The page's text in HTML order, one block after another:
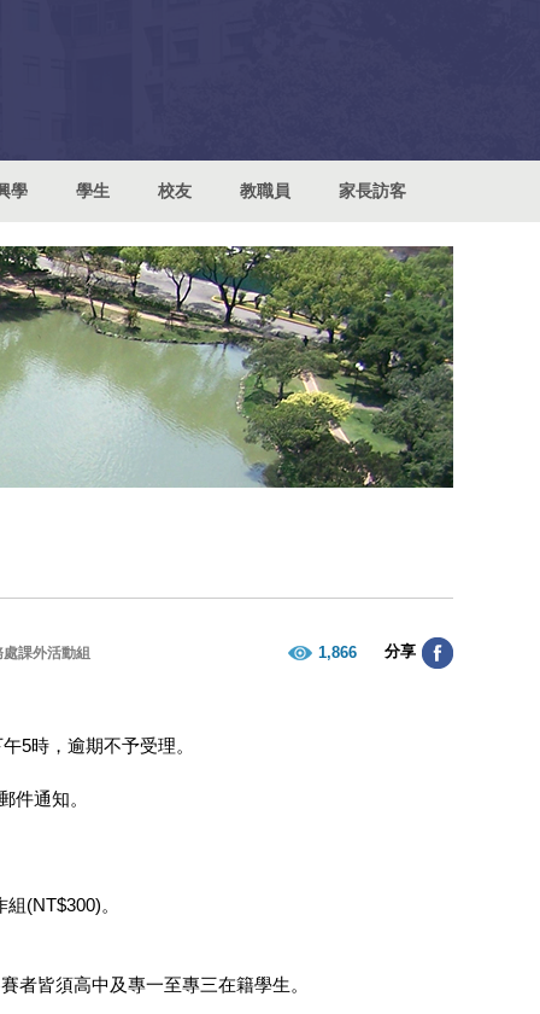
學 學生 校友 教職員 家長訪客
處課外活動組 1,866 分享
5時，逾期不予受理。
件通知。
(NT$300)。
者皆須高中及專一至專三在籍學生。